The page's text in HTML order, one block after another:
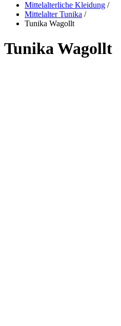
Mittelalterliche Kleidung /
Mittelalter Tunika /
Tunika Wagollt
Tunika Wagollt